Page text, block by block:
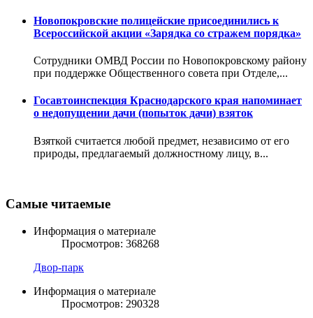
Новопокровские полицейские присоединились к
Всероссийской акции «Зарядка со стражем порядка»
Сотрудники ОМВД России по Новопокровскому району
при поддержке Общественного совета при Отделе,...
Госавтоинспекция Краснодарского края напоминает
о недопущении дачи (попыток дачи) взяток
Взяткой считается любой предмет, независимо от его
природы, предлагаемый должностному лицу, в...
Самые читаемые
Информация о материале
Просмотров: 368268
Двор-парк
Информация о материале
Просмотров: 290328